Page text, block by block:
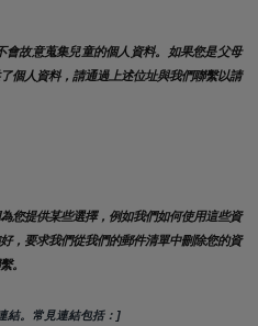
故意蒐集兒童的個人資料。如果您是父母
個人資料，請通過上述位址與我們聯繫以請
您提供某些選擇，例如我們如何使用這些資
，要求我們從我們的郵件清單中刪除您的資
。
結。常見連結包括：]